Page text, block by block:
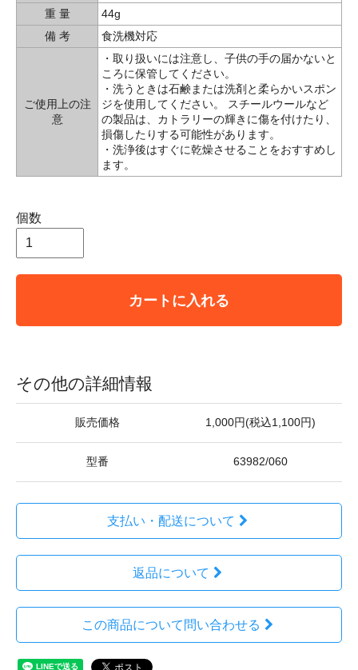
重 量
44g
備 考
食洗機対応
ご使用上の注
意
・取り扱いには注意し、子供の手の届かないと
ころに保管してください。
・洗うときは石鹸または洗剤と柔らかいスポン
ジを使用してください。 スチールウールなど
の製品は、カトラリーの輝きに傷を付けたり、
損傷したりする可能性があります。
・洗浄後はすぐに乾燥させることをおすすめし
ます。
個数
カートに入れる
その他の詳細情報
販売価格 1,000円(税込1,100円)
型番 63982/060
支払い・配送について
返品について
この商品について問い合わせる